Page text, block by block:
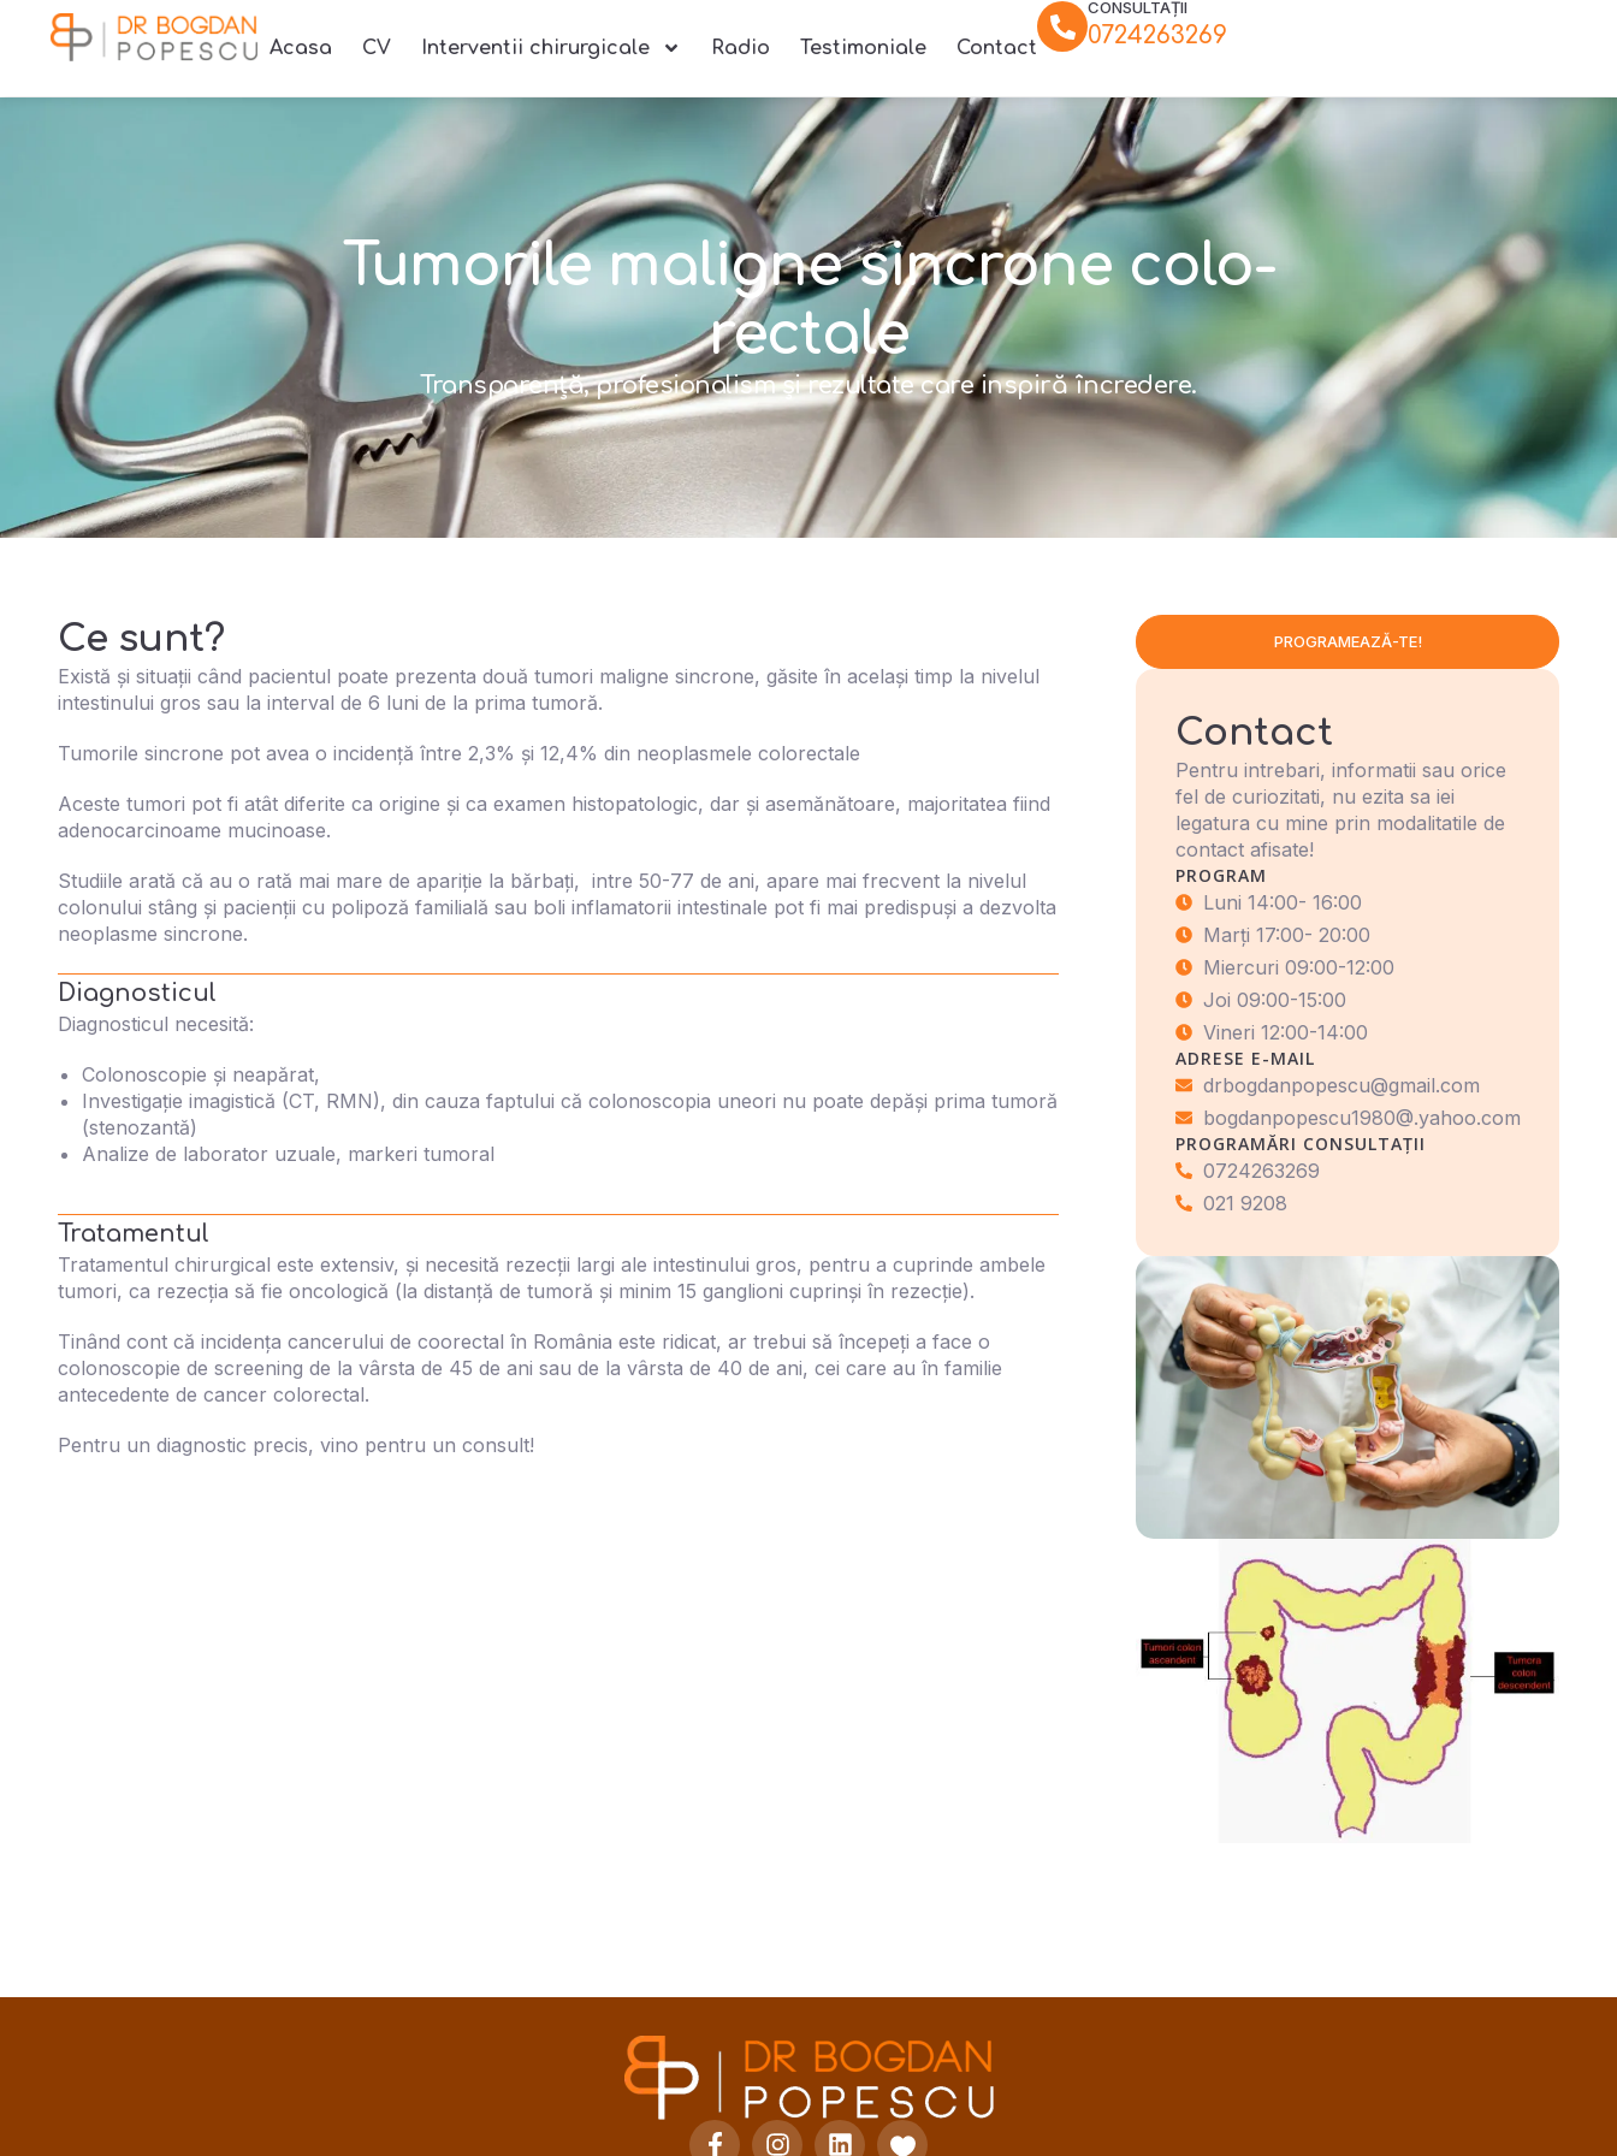
Acasa CV Interventii chirurgicale Radio Testimoniale Contact
CONSULTAȚII
0724263269
Tumorile maligne sincrone colo-
rectale
Transparență, profesionalism și rezultate care inspiră încredere.
Ce sunt?
Există și situații când pacientul poate prezenta două tumori maligne sincrone, găsite în același timp la nivelul
intestinului gros sau la interval de 6 luni de la prima tumoră.
Tumorile sincrone pot avea o incidență între 2,3% și 12,4% din neoplasmele colorectale
Aceste tumori pot fi atât diferite ca origine și ca examen histopatologic, dar și asemănătoare, majoritatea fiind
adenocarcinoame mucinoase.
Studiile arată că au o rată mai mare de apariție la bărbați, intre 50-77 de ani, apare mai frecvent la nivelul
colonului stâng și pacienții cu polipoză familială sau boli inflamatorii intestinale pot fi mai predispuși a dezvolta
neoplasme sincrone.
Diagnosticul
Diagnosticul necesită:
Colonoscopie și neapărat,
Investigație imagistică (CT, RMN), din cauza faptului că colonoscopia uneori nu poate depăși prima tumoră
(stenozantă)
Analize de laborator uzuale, markeri tumoral
Tratamentul
Tratamentul chirurgical este extensiv, și necesită rezecții largi ale intestinului gros, pentru a cuprinde ambele
tumori, ca rezecția să fie oncologică (la distanță de tumoră și minim 15 ganglioni cuprinși în rezecție).
Tinând cont că incidența cancerului de coorectal în România este ridicat, ar trebui să începeți a face o
colonoscopie de screening de la vârsta de 45 de ani sau de la vârsta de 40 de ani, cei care au în familie
antecedente de cancer colorectal.
Pentru un diagnostic precis, vino pentru un consult!
PROGRAMEAZĂ-TE!
Contact
Pentru intrebari, informatii sau orice
fel de curiozitati, nu ezita sa iei
legatura cu mine prin modalitatile de
contact afisate!
PROGRAM
Luni 14:00- 16:00
Marți 17:00- 20:00
Miercuri 09:00-12:00
Joi 09:00-15:00
Vineri 12:00-14:00
ADRESE E-MAIL
drbogdanpopescu@gmail.com
bogdanpopescu1980@.yahoo.com
PROGRAMĂRI CONSULTAȚII
0724263269
021 9208